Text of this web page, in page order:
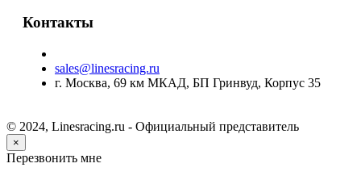
Контакты
sales@linesracing.ru
г. Москва, 69 км МКАД, БП Гринвуд, Корпус 35
© 2024, Linesracing.ru - Официальный представитель
×
Перезвонить мне